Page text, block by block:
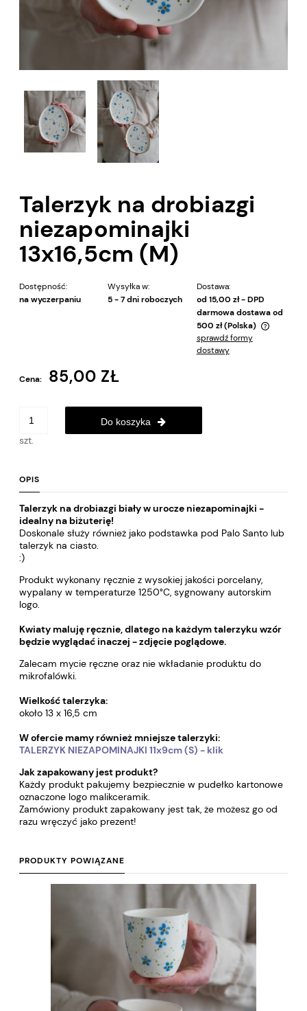
Talerzyk na drobiazgi
niezapominajki
13x16,5cm (M)
Dostępność:
na wyczerpaniu
Wysyłka w:
5 - 7 dni roboczych
Dostawa:
od 15,00 zł - DPD
darmowa dostawa od
500 zł(Polska)
Cena nie zawiera ewentualnych kosztów płatności
sprawdź formy
dostawy
Cena: 85,00 ZŁ
szt.
Do koszyka
OPIS
Talerzyk na drobiazgi biały w urocze niezapominajki -
idealny na biżuterię!
Doskonale służy również jako podstawka pod Palo Santo lub
talerzyk na ciasto.
:)
Produkt wykonany ręcznie z wysokiej jakości porcelany,
wypalany w temperaturze 1250°C, sygnowany autorskim
logo.
Kwiaty maluję ręcznie, dlatego na każdym talerzyku wzór
będzie wyglądać inaczej - zdjęcie poglądowe.
Zalecam mycie ręczne oraz nie wkładanie produktu do
mikrofalówki.
Wielkość talerzyka:
około 13 x 16,5 cm
W ofercie mamy również mniejsze talerzyki:
TALERZYK NIEZAPOMINAJKI 11x9cm (S) - klik
Jak zapakowany jest produkt?
Każdy produkt pakujemy bezpiecznie w pudełko kartonowe
oznaczone logo malikceramik.
Zamówiony produkt zapakowany jest tak, że możesz go od
razu wręczyć jako prezent!
PRODUKTY POWIĄZANE